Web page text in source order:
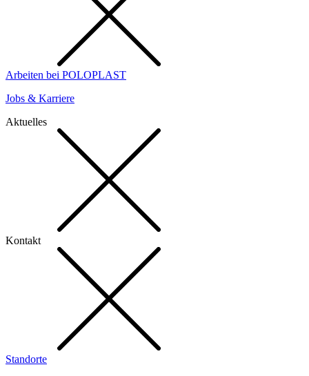
Arbeiten bei POLOPLAST
Jobs & Karriere
Aktuelles
Kontakt
Standorte